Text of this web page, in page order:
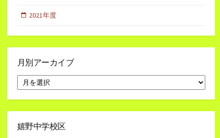
2021年度
月別アーカイブ
別
ア
イ
嬉野中学校区